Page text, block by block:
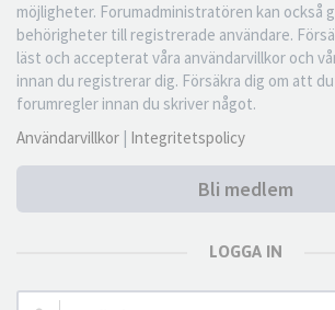
möjligheter. Forumadministratören kan också
behörigheter till registrerade användare.
läst och accepterat våra användarvillkor och
innan du registrerar dig. Försäkra dig om att
forumregler innan du skriver något.
Användarvillkor | Integritetspolicy
Bli medlem
LOGGA IN